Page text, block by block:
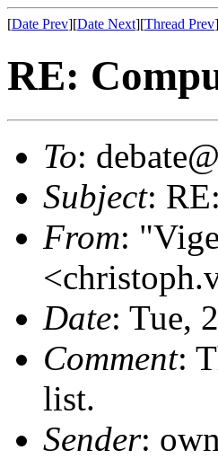
[Date Prev][Date Next][Thread Prev
RE:
To:
Subject:
From:
Date: Tue,
Comment:
list.
Sender: